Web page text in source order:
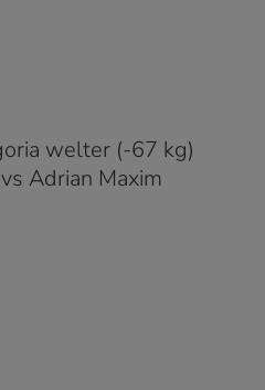
welter (-67 kg)
Adrian Maxim